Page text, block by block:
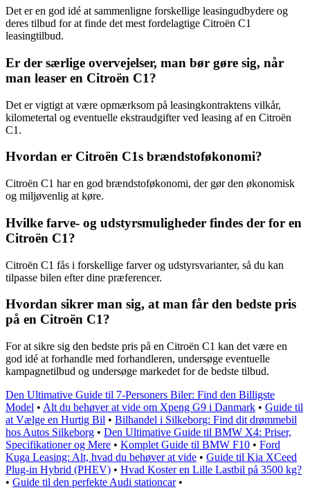
Det er en god idé at sammenligne forskellige leasingudbydere og
deres tilbud for at finde det mest fordelagtige Citroën C1
leasingtilbud.
Er der særlige overvejelser, man bør gøre sig, når
man leaser en Citroën C1?
Det er vigtigt at være opmærksom på leasingkontraktens vilkår,
kilometertal og eventuelle ekstraudgifter ved leasing af en Citroën
C1.
Hvordan er Citroën C1s brændstoføkonomi?
Citroën C1 har en god brændstoføkonomi, der gør den økonomisk
og miljøvenlig at køre.
Hvilke farve- og udstyrsmuligheder findes der for en
Citroën C1?
Citroën C1 fås i forskellige farver og udstyrsvarianter, så du kan
tilpasse bilen efter dine præferencer.
Hvordan sikrer man sig, at man får den bedste pris
på en Citroën C1?
For at sikre sig den bedste pris på en Citroën C1 kan det være en
god idé at forhandle med forhandleren, undersøge eventuelle
kampagnetilbud og undersøge markedet for de bedste tilbud.
Den Ultimative Guide til 7-Personers Biler: Find den Billigste
Model • Alt du behøver at vide om Xpeng G9 i Danmark • Guide til
at Vælge en Hurtig Bil • Bilhandel i Silkeborg: Find dit drømmebil
hos Autos Silkeborg • Den Ultimative Guide til BMW X4: Priser,
Specifikationer og Mere • Komplet Guide til BMW F10 • Ford
Kuga Leasing: Alt, hvad du behøver at vide • Guide til Kia XCeed
Plug-in Hybrid (PHEV) • Hvad Koster en Lille Lastbil på 3500 kg?
• Guide til den perfekte Audi stationcar•